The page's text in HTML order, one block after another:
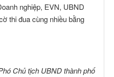
nghiệp, EVN, UBND
thi đua cùng nhiều bằng
Chủ tịch UBND thành phố